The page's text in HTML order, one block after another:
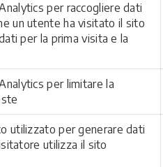
per raccogliere dati
un utente ha visitato il sito
per la prima visita e la
per limitare la
utilizzato per generare dati
utilizza il sito